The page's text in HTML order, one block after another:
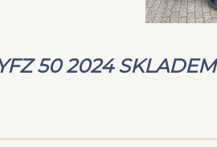
50 2024 SKLADEM